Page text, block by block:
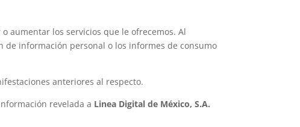
aumentar los servicios que le ofrecemos. Al
información personal o los informes de consumo
anteriores al respecto.
revelada a Linea Digital de México, S.A.